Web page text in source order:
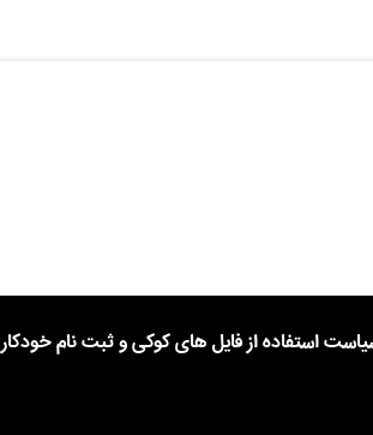
استفاده از فایل های کوکی و ثبت نام خودکار